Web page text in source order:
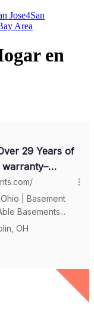
Jose4San
Area
en